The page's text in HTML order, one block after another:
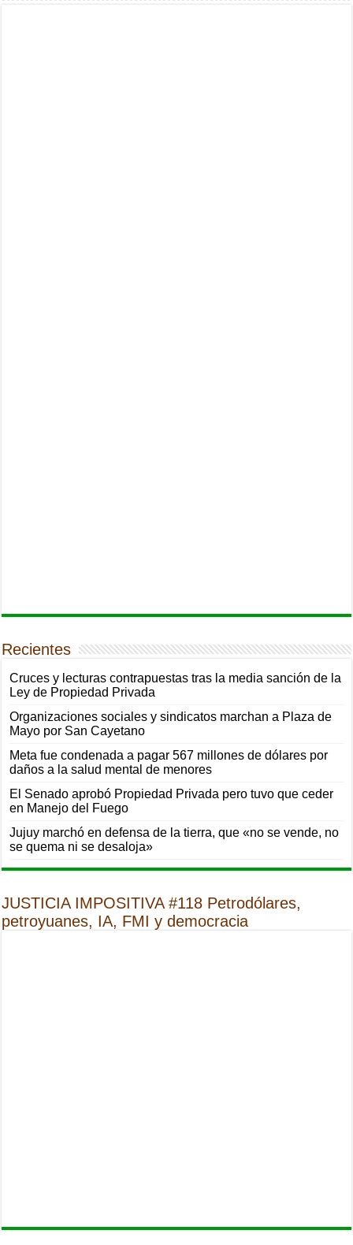
Recientes
Cruces y lecturas contrapuestas tras la media sanción de la
Ley de Propiedad Privada
Organizaciones sociales y sindicatos marchan a Plaza de
Mayo por San Cayetano
Meta fue condenada a pagar 567 millones de dólares por
daños a la salud mental de menores
El Senado aprobó Propiedad Privada pero tuvo que ceder
en Manejo del Fuego
Jujuy marchó en defensa de la tierra, que «no se vende, no
se quema ni se desaloja»
JUSTICIA IMPOSITIVA #118 Petrodólares,
petroyuanes, IA, FMI y democracia